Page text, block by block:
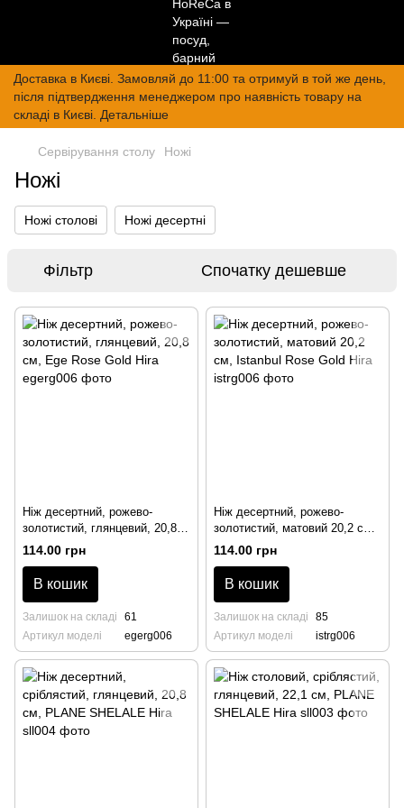
Доставка в Києві. Замовляй до 11:00 та отримуй в той же день,
після підтвердження менеджером про наявність товару на
складі в Києві. Детальніше
Сервірування столу Ножі
Ножі
Ножі столові Ножі десертні
Фільтр Спочатку дешевше
Ніж десертний, рожево-
золотистий, глянцевий, 20,8
см, Ege Rose Gold Hira
114.00 грн
В кошик
Залишок на складі
61
Артикул моделі
egerg006
Ніж десертний, рожево-
золотистий, матовий 20,2 см,
Istanbul Rose Gold Hira
114.00 грн
В кошик
Залишок на складі
85
Артикул моделі
istrg006